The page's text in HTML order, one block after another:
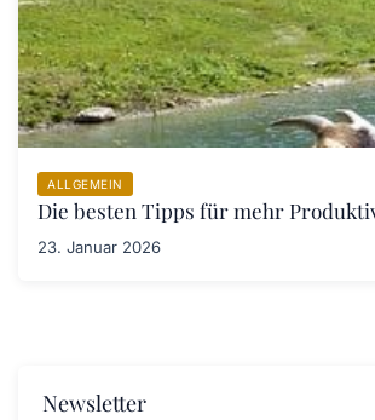
ALLGEMEIN
Die besten Tipps für mehr
23. Januar 2026
Newsletter